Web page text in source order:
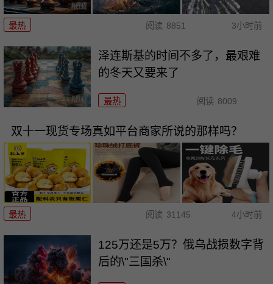
最热 阅读 8851 3小时前
泽连斯基的时间不多了，最艰难
的冬天又要来了
最热 阅读 8009
双十一现货专场真如平台商家所说的那样吗？
最热 阅读 31145 4小时前
125万还是5万？俄乌战损数字背
后的\"三国杀\"